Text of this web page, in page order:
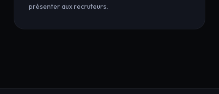
présenter aux recruteurs.